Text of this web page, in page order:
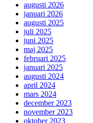
augusti 2026
januari 2026
augusti 2025
juli 2025
juni 2025
maj 2025
februari 2025
januari 2025
augusti 2024
april 2024
mars 2024
december 2023
november 2023
oktober 2023